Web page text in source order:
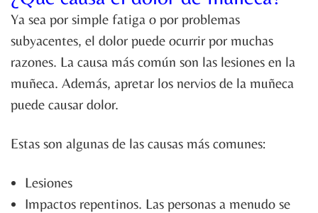
Ya sea por simple fatiga o por problemas
subyacentes, el dolor puede ocurrir por muchas
razones. La causa más común son las lesiones en la
muñeca. Además, apretar los nervios de la muñeca
puede causar dolor.
Estas son algunas de las causas más comunes:
Lesiones
Impactos repentinos. Las personas a menudo se